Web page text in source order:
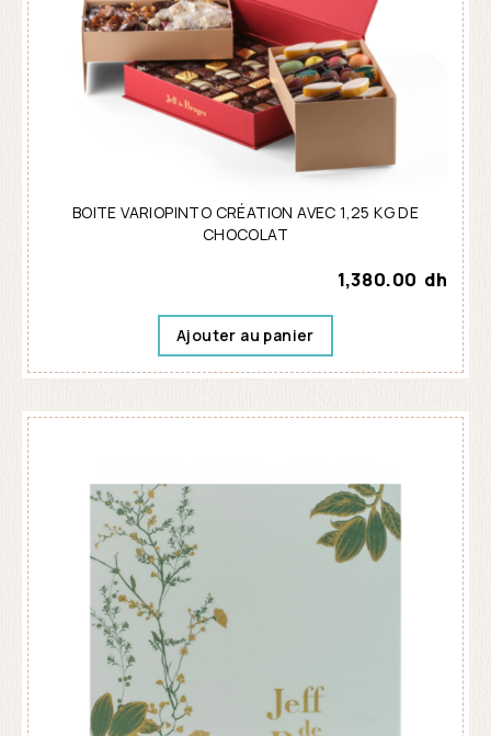
BOITE VARIOPINTO CRÉATION AVEC 1,25 KG DE
CHOCOLAT
1,380.00 dh
Ajouter au panier